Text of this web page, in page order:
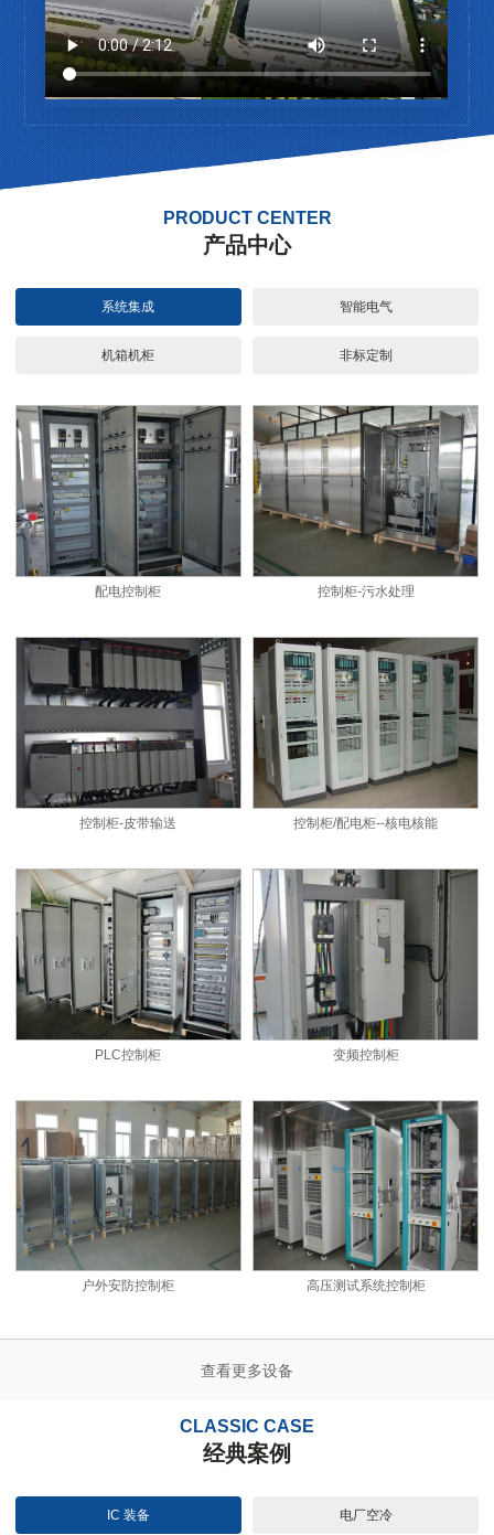
PRODUCT CENTER
产品中心
系统集成 智能电气
机箱机柜 非标定制
配电控制柜 控制柜-污水处理
控制柜-皮带输送 控制柜/配电柜--核电核能
PLC控制柜 变频控制柜
户外安防控制柜 高压测试系统控制柜
查看更多设备
CLASSIC CASE
经典案例
IC 装备 电厂空冷